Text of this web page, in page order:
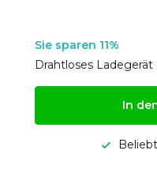
Sie sparen 11%
Drahtloses Ladegerät
In